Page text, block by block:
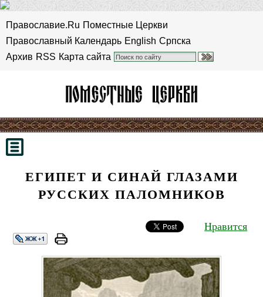
Православие.Ru Поместные Церкви
Православный Календарь English Српска
Архив RSS Карта сайта
ЕГИПЕТ И СИНАЙ ГЛАЗАМИ
РУССКИХ ПАЛОМНИКОВ
Нравится